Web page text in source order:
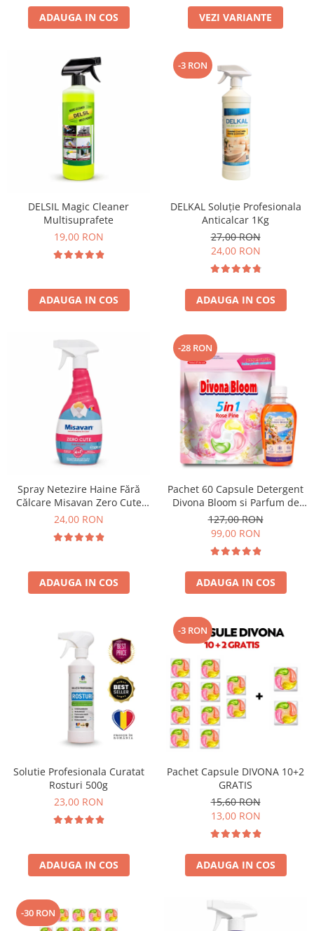
ADAUGA IN COS VEZI VARIANTE
DELSIL Magic Cleaner
Multisuprafete
19,00 RON
ADAUGA IN COS
-3 RON
DELKAL Soluție Profesionala
Anticalcar 1Kg
27,00 RON
24,00 RON
ADAUGA IN COS
Spray Netezire Haine Fără
Călcare Misavan Zero Cute
Harmony Parfum Discret 500
24,00 RON
ADAUGA IN COS
-28 RON
Pachet 60 Capsule Detergent
Divona Bloom si Parfum de
Rufe Corfu Breeze by Delia
200 ml
127,00 RON
99,00 RON
ADAUGA IN COS
Solutie Profesionala Curatat
Rosturi 500g
23,00 RON
ADAUGA IN COS
-3 RON
Pachet Capsule DIVONA 10+2
GRATIS
15,60 RON
13,00 RON
ADAUGA IN COS
-30 RON